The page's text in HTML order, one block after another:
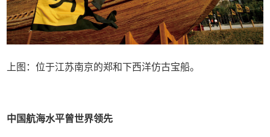
上图：位于江苏南京的郑和下西洋仿古宝船。
中国航海水平曾世界领先